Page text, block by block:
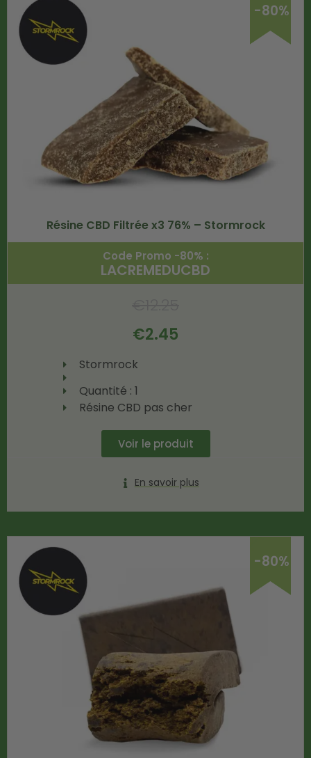
-80%
Résine CBD Filtrée x3 76% – Stormrock
Code Promo -80% :
LACREMEDUCBD
€2.45
Stormrock
Quantité : 1
Résine CBD pas cher
Voir le produit
En savoir plus
-80%